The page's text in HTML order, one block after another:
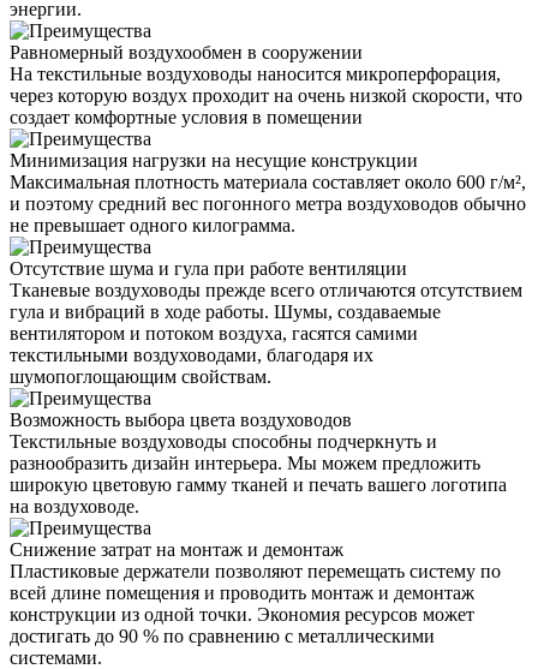
энергии.
Равномерный воздухообмен в сооружении
На текстильные воздуховоды наносится микроперфорация,
через которую воздух проходит на очень низкой скорости, что
создает комфортные условия в помещении
Минимизация нагрузки на несущие конструкции
Максимальная плотность материала составляет около 600 г/м²,
и поэтому средний вес погонного метра воздуховодов обычно
не превышает одного килограмма.
Отсутствие шума и гула при работе вентиляции
Тканевые воздуховоды прежде всего отличаются отсутствием
гула и вибраций в ходе работы. Шумы, создаваемые
вентилятором и потоком воздуха, гасятся самими
текстильными воздуховодами, благодаря их
шумопоглощающим свойствам.
Возможность выбора цвета воздуховодов
Текстильные воздуховоды способны подчеркнуть и
разнообразить дизайн интерьера. Мы можем предложить
широкую цветовую гамму тканей и печать вашего логотипа
на воздуховоде.
Снижение затрат на монтаж и демонтаж
Пластиковые держатели позволяют перемещать систему по
всей длине помещения и проводить монтаж и демонтаж
конструкции из одной точки. Экономия ресурсов может
достигать до 90 % по сравнению с металлическими
системами.